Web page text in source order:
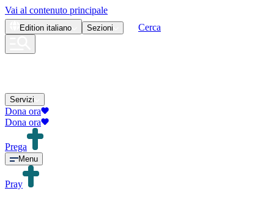
Vai al contenuto principale
Edition italiano Sezioni Cerca
Servizi
Dona ora
Dona ora
Prega
Menu
Pray